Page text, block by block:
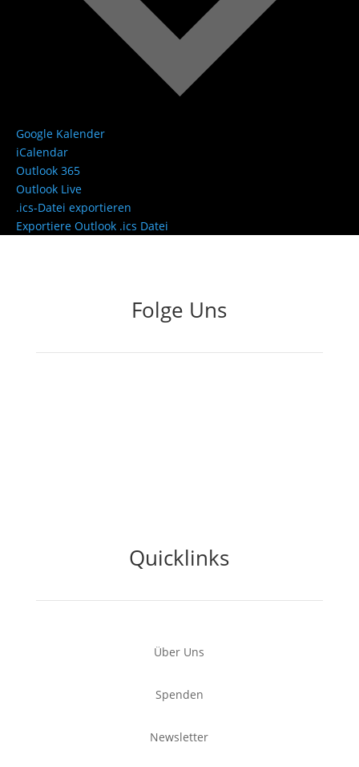
Google Kalender
iCalendar
Outlook 365
Outlook Live
.ics-Datei exportieren
Exportiere Outlook .ics Datei
Folge Uns
Quicklinks
Über Uns
Spenden
Newsletter